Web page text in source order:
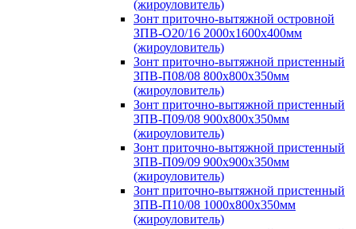
(жироуловитель)
Зонт приточно-вытяжной островной
ЗПВ-О20/16 2000х1600х400мм
(жироуловитель)
Зонт приточно-вытяжной пристенный
ЗПВ-П08/08 800х800х350мм
(жироуловитель)
Зонт приточно-вытяжной пристенный
ЗПВ-П09/08 900х800х350мм
(жироуловитель)
Зонт приточно-вытяжной пристенный
ЗПВ-П09/09 900х900х350мм
(жироуловитель)
Зонт приточно-вытяжной пристенный
ЗПВ-П10/08 1000х800х350мм
(жироуловитель)